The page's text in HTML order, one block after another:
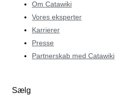
Om Catawiki
Vores eksperter
Karrierer
Presse
Partnerskab med Catawiki
Sælg